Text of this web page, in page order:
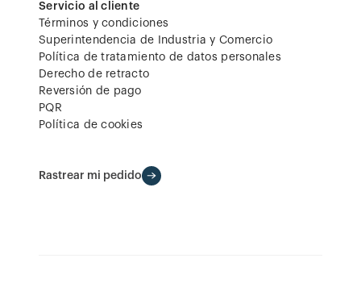
Servicio al cliente
Términos y condiciones
Superintendencia de Industria y Comercio
Política de tratamiento de datos personales
Derecho de retracto
Reversión de pago
PQR
Política de cookies
Rastrear mi pedido